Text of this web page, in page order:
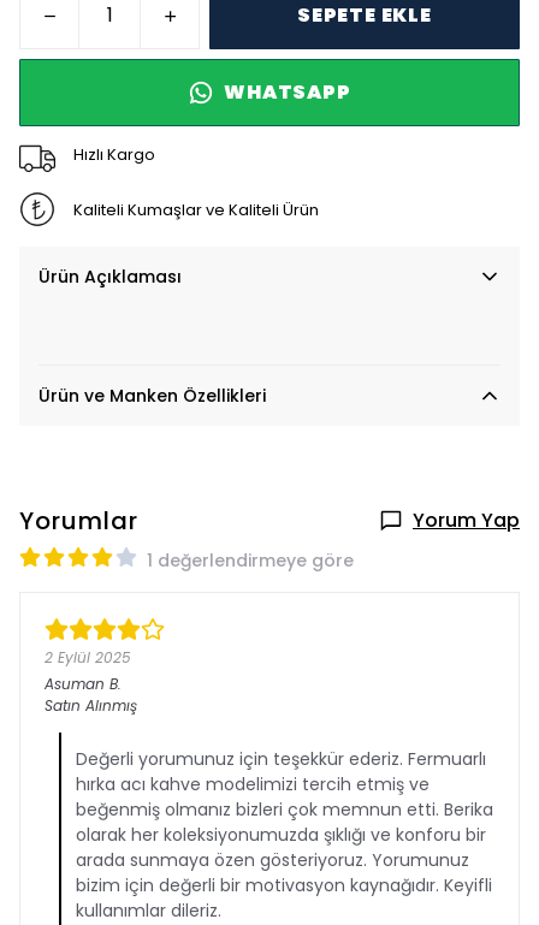
SEPETE EKLE
WHATSAPP
Hızlı Kargo
Kaliteli Kumaşlar ve Kaliteli Ürün
Ürün Açıklaması
Ürün ve Manken Özellikleri
Yorumlar Yorum Yap
1 değerlendirmeye göre
2 Eylül 2025
Asuman B.
Satın Alınmış
Değerli yorumunuz için teşekkür ederiz. Fermuarlı
hırka acı kahve modelimizi tercih etmiş ve
beğenmiş olmanız bizleri çok memnun etti. Berika
olarak her koleksiyonumuzda şıklığı ve konforu bir
arada sunmaya özen gösteriyoruz. Yorumunuz
bizim için değerli bir motivasyon kaynağıdır. Keyifli
kullanımlar dileriz.